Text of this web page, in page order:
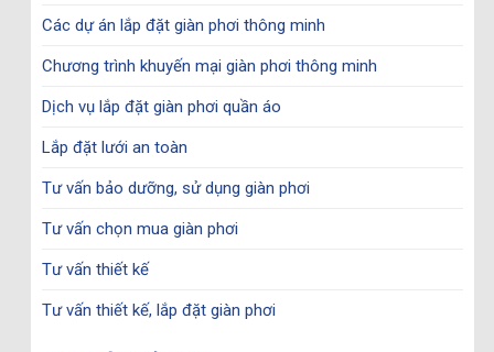
Các dự án lắp đặt giàn phơi thông minh
Chương trình khuyến mại giàn phơi thông minh
Dịch vụ lắp đặt giàn phơi quần áo
Lắp đặt lưới an toàn
Tư vấn bảo dưỡng, sử dụng giàn phơi
Tư vấn chọn mua giàn phơi
Tư vấn thiết kế
Tư vấn thiết kế, lắp đặt giàn phơi